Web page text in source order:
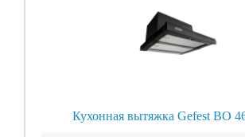
Кухонная вытяжка Gefest ВО